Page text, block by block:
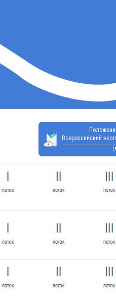
Всероссийский